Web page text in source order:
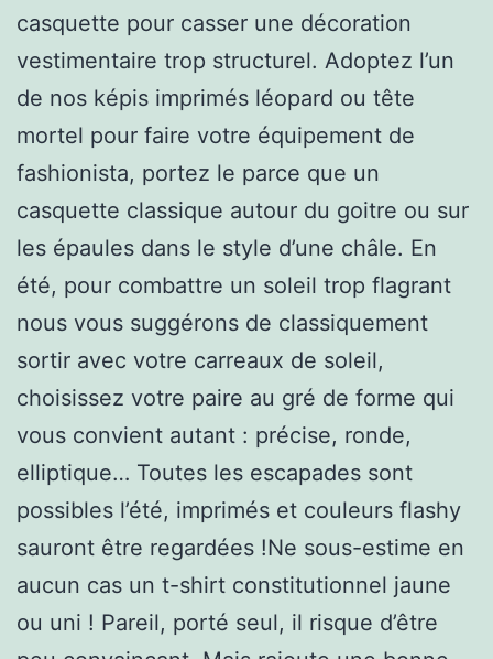
casquette pour casser une décoration
vestimentaire trop structurel. Adoptez l’un
de nos képis imprimés léopard ou tête
mortel pour faire votre équipement de
fashionista, portez le parce que un
casquette classique autour du goitre ou sur
les épaules dans le style d’une châle. En
été, pour combattre un soleil trop flagrant
nous vous suggérons de classiquement
sortir avec votre carreaux de soleil,
choisissez votre paire au gré de forme qui
vous convient autant : précise, ronde,
elliptique… Toutes les escapades sont
possibles l’été, imprimés et couleurs flashy
sauront être regardées !Ne sous-estime en
aucun cas un t-shirt constitutionnel jaune
ou uni ! Pareil, porté seul, il risque d’être